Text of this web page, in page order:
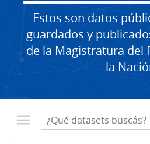
Estos son datos
guardados y
de la Magistratura del
la